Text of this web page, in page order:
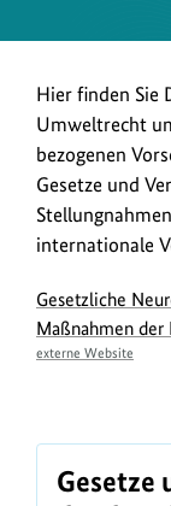
E
i
n
l
e
t
u
s
Hier finden Sie
Umweltrecht
bezogenen
Gesetze und
internationale
Gesetzliche
Maßnahmen der
externe Website
Gesetze